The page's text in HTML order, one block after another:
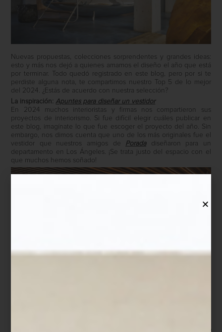
Nuevas propuestas, colecciones sorprendentes y grandes ideas:
esto y más nos dejó a quienes amamos el diseño el año que está
por terminar. Todo quedó registrado en este blog, pero por si te
perdiste alguna nota, te compartimos nuestro Top 5 de lo mejor
del 2024. ¿Estás de acuerdo con nuestra selección?
La inspiración: Apuntes para diseñar un vestidor
En 2024 muchos interioristas y firmas nos compartieron sus
proyectos de interiorismo. Si fue difícil elegir cuáles publicar en
este blog, imagínate lo que fue escoger el proyecto del año. Sin
embargo, nos dimos cuenta que uno de los más originales fue el
vestidor que nuestros amigos de Poradadiseñaron para un
departamento en Los Ángeles. ¡Se trata justo del espacio con el
que muchos hemos soñado!